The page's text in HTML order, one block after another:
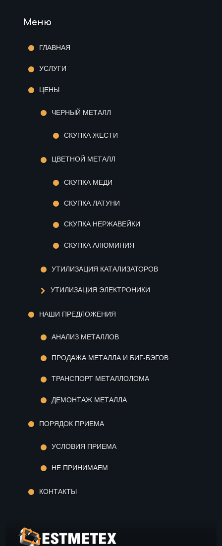
Меню
ГЛАВНАЯ
УСЛУГИ
ЦЕНЫ
ЧЕРНЫЙ МЕТАЛЛ
СКУПКА ЖЕСТИ
ЦВЕТНОЙ МЕТАЛЛ
СКУПКА МЕДИ
СКУПКА ЛАТУНИ
СКУПКА НЕРЖАВЕЙКИ
СКУПКА АЛЮМИНИЯ
УТИЛИЗАЦИЯ КАТАЛИЗАТОРОВ
УТИЛИЗАЦИЯ ЭЛЕКТРОНИКИ
НАШИ ПРЕДЛОЖЕНИЯ
АНАЛИЗ МЕТАЛЛОВ
ПРОДАЖА МЕТАЛЛА И БИГ-БЭГОВ
ТРАНСПОРТ МЕТАЛЛОЛОМА
ДЕМОНТАЖ МЕТАЛЛА
ПОРЯДОК ПРИЕМА
УСЛОВИЯ ПРИЕМА
НЕ ПРИНИМАЕМ
КОНТАКТЫ